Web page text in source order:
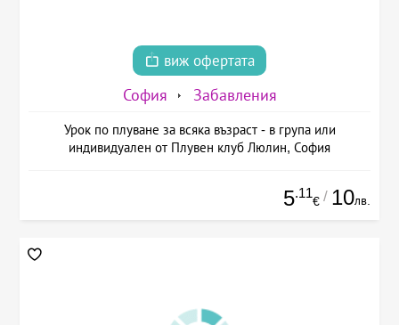
виж офертата
София Забавления
Урок по плуване за всяка възраст - в група или
индивидуален от Плувен клуб Люлин, София
5.11
€ / 10лв.